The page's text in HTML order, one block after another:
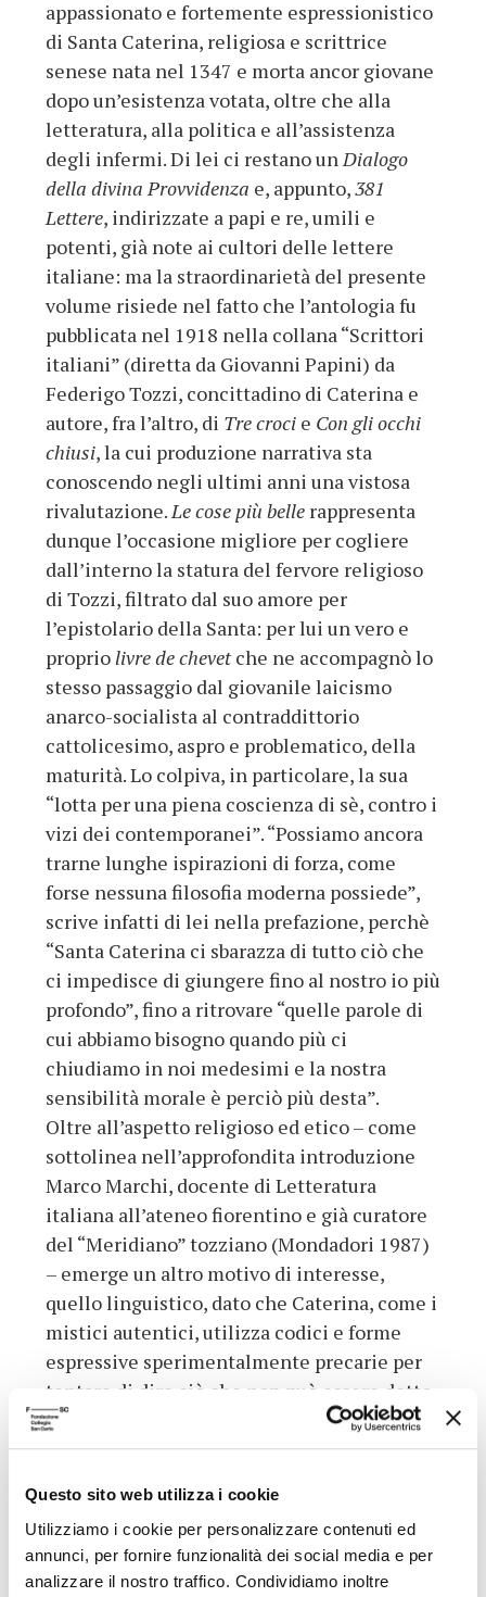
Questo sito web utilizza i cookie
Utilizziamo i cookie per personalizzare contenuti ed
annunci, per fornire funzionalità dei social media e per
analizzare il nostro traffico. Condividiamo inoltre
appassionato e fortemente espressionistico
di Santa Caterina, religiosa e scrittrice
senese nata nel 1347 e morta ancor giovane
dopo un’esistenza votata, oltre che alla
letteratura, alla politica e all’assistenza
degli infermi. Di lei ci restano unDialogo
della divina Provvidenza e, appunto,381
Lettere, indirizzate a papi e re, umili e
potenti, già note ai cultori delle lettere
italiane: ma la straordinarietà del presente
volume risiede nel fatto che l’antologia fu
pubblicata nel 1918 nella collana “Scrittori
italiani” (diretta da Giovanni Papini) da
Federigo Tozzi, concittadino di Caterina e
autore, fra l’altro, di Tre croci e Con gli occhi
chiusi, la cui produzione narrativa sta
conoscendo negli ultimi anni una vistosa
rivalutazione.Le cose più belle rappresenta
dunque l’occasione migliore per cogliere
dall’interno la statura del fervore religioso
di Tozzi, filtrato dal suo amore per
l’epistolario della Santa: per lui un vero e
proprio livre de chevetche ne accompagnò lo
stesso passaggio dal giovanile laicismo
anarco-socialista al contraddittorio
cattolicesimo, aspro e problematico, della
maturità. Lo colpiva, in particolare, la sua
“lotta per una piena coscienza di sè, contro i
vizi dei contemporanei”. “Possiamo ancora
trarne lunghe ispirazioni di forza, come
forse nessuna filosofia moderna possiede”,
scrive infatti di lei nella prefazione, perchè
“Santa Caterina ci sbarazza di tutto ciò che
ci impedisce di giungere fino al nostro io più
profondo”, fino a ritrovare “quelle parole di
cui abbiamo bisogno quando più ci
chiudiamo in noi medesimi e la nostra
sensibilità morale è perciò più desta”.
Oltre all’aspetto religioso ed etico – come
sottolinea nell’approfondita introduzione
Marco Marchi, docente di Letteratura
italiana all’ateneo fiorentino e già curatore
del “Meridiano” tozziano (Mondadori 1987)
– emerge un altro motivo di interesse,
quello linguistico, dato che Caterina, come i
mistici autentici, utilizza codici e forme
espressive sperimentalmente precarie per
tentare di dire ciò che non può essere detto,
l’ineffabile che urge nell’esperienza
estatica. Di qui, l’impiego costante di figure
e soprattutto le metafore, alcune delle quali
sembrano affascinare particolarmente
Tozzi: “la nuvola dell’amor proprio”, “la